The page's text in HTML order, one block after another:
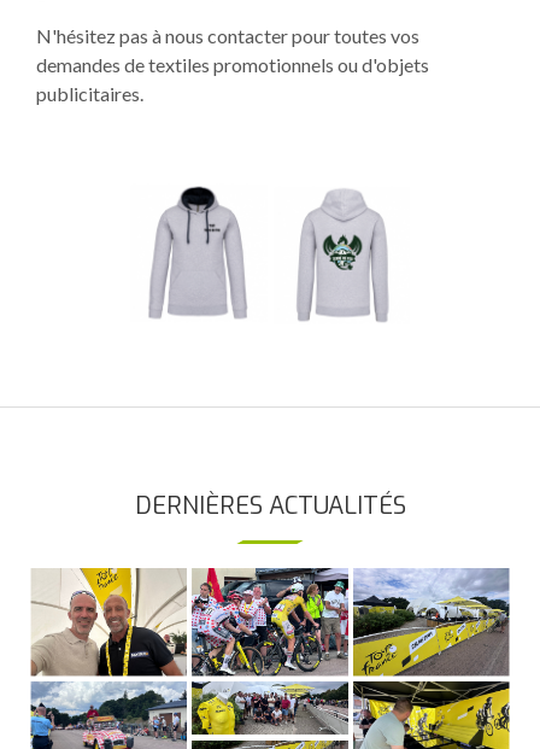
N'hésitez pas à nous contacter pour toutes vos
demandes de textiles promotionnels ou d'objets
publicitaires.
DERNIÈRES ACTUALITÉS